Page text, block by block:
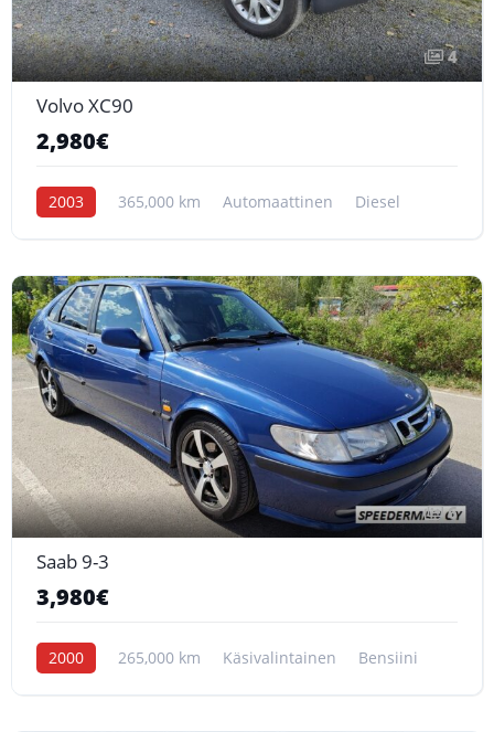
4
Volvo XC90
2,980€
2003 365,000 km Automaattinen Diesel
6
Saab 9-3
3,980€
2000 265,000 km Käsivalintainen Bensiini